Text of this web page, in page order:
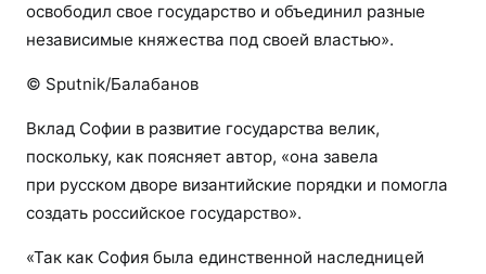
освободил свое государство и объединил разные
независимые княжества под своей властью».
© Sputnik/Балабанов
Вклад Софии в развитие государства велик,
поскольку, как поясняет автор, «она завела
при русском дворе византийские порядки и помогла
создать российское государство».
«Так как София была единственной наследницей